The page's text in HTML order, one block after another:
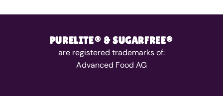
PURELITE® & SUGARFREE®
are registered trademarks of:
Advanced Food AG